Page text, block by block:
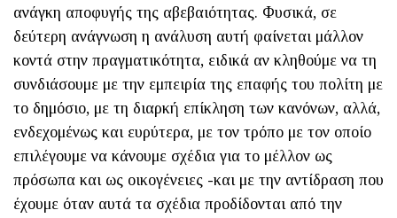
ανάγκη αποφυγής της αβεβαιότητας. Φυσικά, σε
δεύτερη ανάγνωση η ανάλυση αυτή φαίνεται μάλλον
κοντά στην πραγματικότητα, ειδικά αν κληθούμε να τη
συνδιάσουμε με την εμπειρία της επαφής του πολίτη με
το δημόσιο, με τη διαρκή επίκληση των κανόνων, αλλά,
ενδεχομένως και ευρύτερα, με τον τρόπο με τον οποίο
επιλέγουμε να κάνουμε σχέδια για το μέλλον ως
πρόσωπα και ως οικογένειες -και με την αντίδραση που
έχουμε όταν αυτά τα σχέδια προδίδονται από την